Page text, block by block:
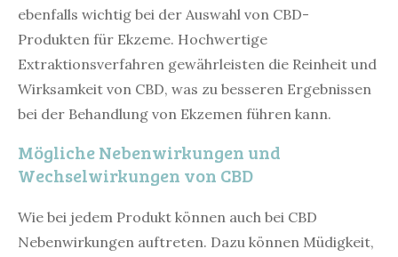
ebenfalls wichtig bei der Auswahl von CBD-
Produkten für Ekzeme. Hochwertige
Extraktionsverfahren gewährleisten die Reinheit und
Wirksamkeit von CBD, was zu besseren Ergebnissen
bei der Behandlung von Ekzemen führen kann.
Mögliche Nebenwirkungen und
Wechselwirkungen von CBD
Wie bei jedem Produkt können auch bei CBD
Nebenwirkungen auftreten. Dazu können Müdigkeit,